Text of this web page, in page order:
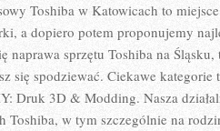
Toshiba w Katowicach to
a dopiero potem proponujemy
naprawa sprzętu Toshiba na
się spodziewać. Ciekawe
Druk 3D & Modding. Nasza
Toshiba, w tym szczególnie na